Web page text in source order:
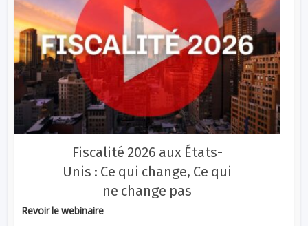
Fiscalité 2026 aux États-
Unis : Ce qui change, Ce qui
ne change pas
Revoir le webinaire